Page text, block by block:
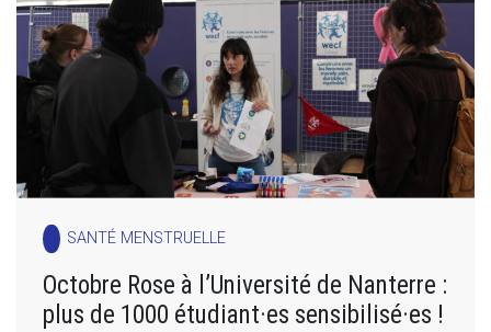
SANTÉ MENSTRUELLE
Octobre Rose à l’Université de Nanterre :
plus de 1000 étudiant·es sensibilisé·es !